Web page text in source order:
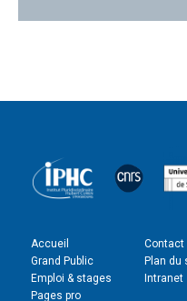
Accueil
Grand Public
Emploi & stages
Pages pro
Contact
Plan du
Intranet